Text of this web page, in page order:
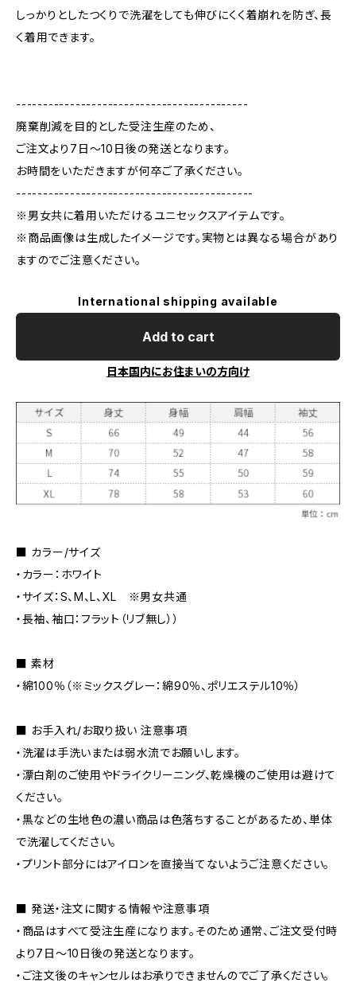
しっかりとしたつくりで洗濯をしても伸びにくく着崩れを防ぎ、長
く着用できます。
-------------------------------------------
廃棄削減を目的とした受注生産のため、
ご注文より7日〜10日後の発送となります。
お時間をいただきますが何卒ご了承ください。
--------------------------------------------
※男女共に着用いただけるユニセックスアイテムです。
※商品画像は生成したイメージです。実物とは異なる場合があり
ますのでご注意ください。
International shipping available
Add to cart
日本国内にお住まいの方向け
■ カラー/サイズ
・カラー：ホワイト
・サイズ：S、M、L、XL ※男女共通
・長袖、袖口：フラット（リブ無し））
■ 素材
・綿100％（※ミックスグレー：綿90％、ポリエステル10％）
■ お手入れ/お取り扱い 注意事項
・洗濯は手洗いまたは弱水流でお願いします。
・漂白剤のご使用やドライクリーニング、乾燥機のご使用は避けて
ください。
・黒などの生地色の濃い商品は色落ちすることがあるため、単体
で洗濯してください。
・プリント部分にはアイロンを直接当てないようご注意ください。
■ 発送・注文に関する情報や注意事項
・商品はすべて受注生産になります。そのため通常、ご注文受付時
より7日〜10日後の発送となります。
・ご注文後のキャンセルはお承りできませんのでご了承ください。